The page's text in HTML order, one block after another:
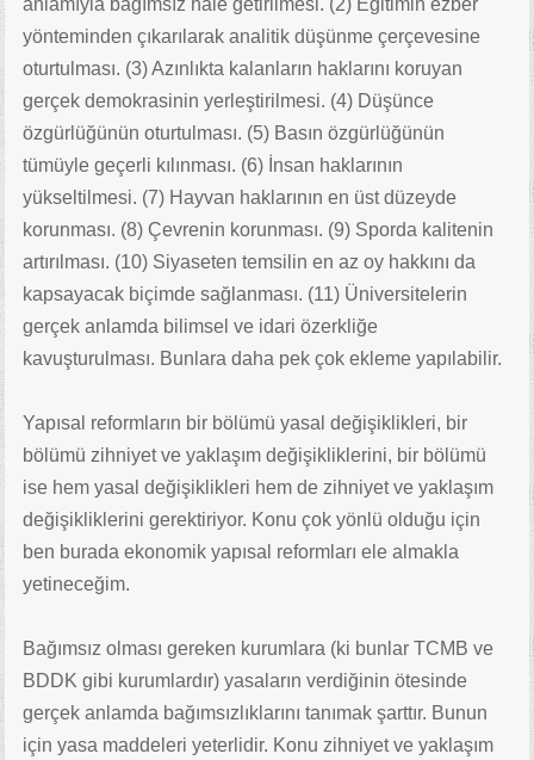
anlamıyla bağımsız hale getirilmesi. (2) Eğitimin ezber
yönteminden çıkarılarak analitik düşünme çerçevesine
oturtulması. (3) Azınlıkta kalanların haklarını koruyan
gerçek demokrasinin yerleştirilmesi. (4) Düşünce
özgürlüğünün oturtulması. (5) Basın özgürlüğünün
tümüyle geçerli kılınması. (6) İnsan haklarının
yükseltilmesi. (7) Hayvan haklarının en üst düzeyde
korunması. (8) Çevrenin korunması. (9) Sporda kalitenin
artırılması. (10) Siyaseten temsilin en az oy hakkını da
kapsayacak biçimde sağlanması. (11) Üniversitelerin
gerçek anlamda bilimsel ve idari özerkliğe
kavuşturulması. Bunlara daha pek çok ekleme yapılabilir.
Yapısal reformların bir bölümü yasal değişiklikleri, bir
bölümü zihniyet ve yaklaşım değişikliklerini, bir bölümü
ise hem yasal değişiklikleri hem de zihniyet ve yaklaşım
değişikliklerini gerektiriyor. Konu çok yönlü olduğu için
ben burada ekonomik yapısal reformları ele almakla
yetineceğim.
Bağımsız olması gereken kurumlara (ki bunlar TCMB ve
BDDK gibi kurumlardır) yasaların verdiğinin ötesinde
gerçek anlamda bağımsızlıklarını tanımak şarttır. Bunun
için yasa maddeleri yeterlidir. Konu zihniyet ve yaklaşım